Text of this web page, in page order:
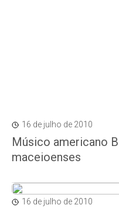
16 de julho de 2010
Músico americano
maceioenses
16 de julho de 2010